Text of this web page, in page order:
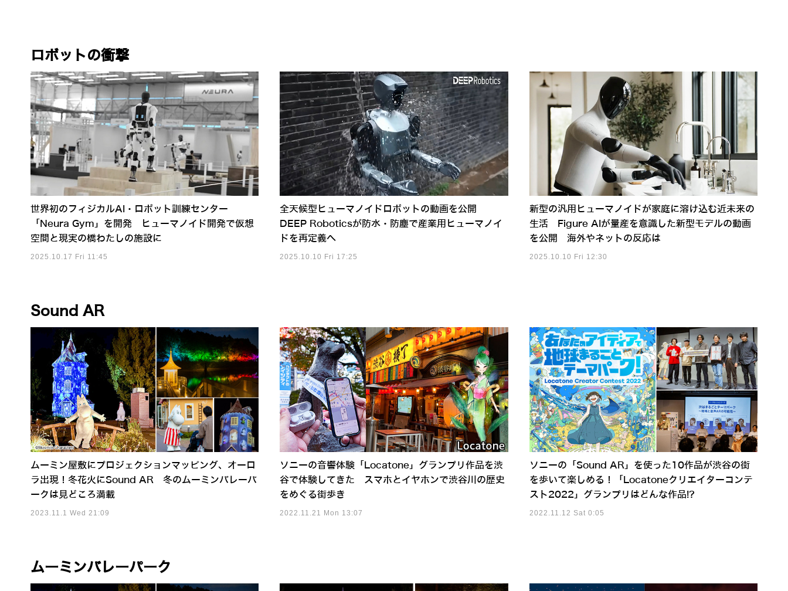
ロボットの衝撃
世界初のフィジカルAI・ロボット訓練センター
「Neura Gym」を開発 ヒューマノイド開発で仮想
空間と現実の橋わたしの施設に
2025.10.17 Fri 11:45
全天候型ヒューマノイドロボットの動画を公開
DEEP Roboticsが防水・防塵で産業用ヒューマノイ
ドを再定義へ
2025.10.10 Fri 17:25
新型の汎用ヒューマノイドが家庭に溶け込む近未来の
生活 Figure AIが量産を意識した新型モデルの動画
を公開 海外やネットの反応は
2025.10.10 Fri 12:30
Sound AR
ムーミン屋敷にプロジェクションマッピング、オーロ
ラ出現！冬花火にSound AR 冬のムーミンバレーパ
ークは見どころ満載
2023.11.1 Wed 21:09
ソニーの音響体験「Locatone」グランプリ作品を渋
谷で体験してきた スマホとイヤホンで渋谷川の歴史
をめぐる街歩き
2022.11.21 Mon 13:07
ソニーの「Sound AR」を使った10作品が渋谷の街
を歩いて楽しめる！「Locatoneクリエイターコンテ
スト2022」グランプリはどんな作品!?
2022.11.12 Sat 0:05
ムーミンバレーパーク